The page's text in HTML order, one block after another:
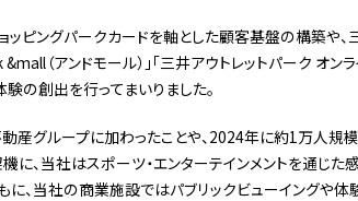
ピングパークカードを軸とした顧客基盤の構築や、
（アンドモール）」「三井アウトレットパーク オン
の創出を行ってまいりました。
産グループに加わったことや、2024年に約1万人規
に、当社はスポーツ・エンターテインメントを通じ
に、当社の商業施設ではパブリックビューイングや体